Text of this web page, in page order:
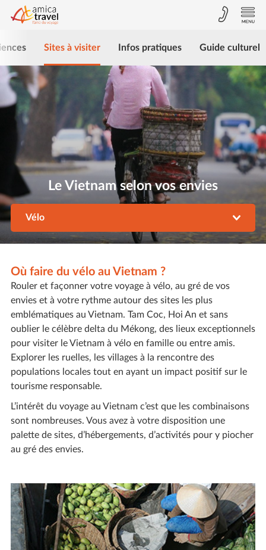
Sites à visiter Infos pratiques Guide culturel
Le Vietnam selon vos envies
Vélo
Où faire du vélo au Vietnam ?
Rouler et façonner votre voyage à vélo, au gré de vos
envies et à votre rythme autour des sites les plus
emblématiques au Vietnam. Tam Coc, Hoi An et sans
oublier le célèbre delta du Mékong, des lieux exceptionnels
pour visiter le Vietnam à vélo en famille ou entre amis.
Explorer les ruelles, les villages à la rencontre des
populations locales tout en ayant un impact positif sur le
tourisme responsable.
L’intérêt du voyage au Vietnam c’est que les combinaisons
sont nombreuses. Vous avez à votre disposition une
palette de sites, d’hébergements, d’activités pour y piocher
au gré des envies.